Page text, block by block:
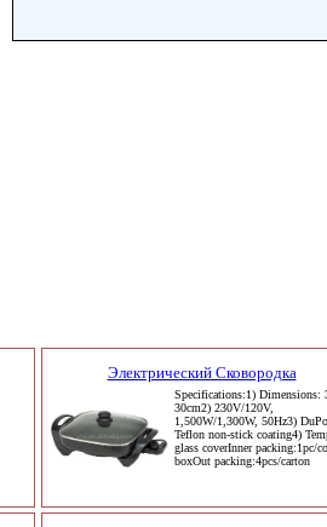
Электрический Сковородка
Specifications:1) Dimensions:
30cm2) 230V/120V,
1,500W/1,300W, 50Hz3)
Teflon non-stick coating4)
glass coverInner packing:1pc/
boxOut packing:4pcs/carton